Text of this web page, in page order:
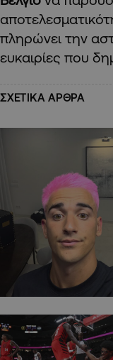
πληρώνει την
ευκαιρίες που
ΣΧΕΤΙΚΑ ΑΡΘΡΑ